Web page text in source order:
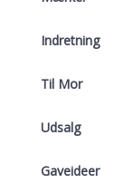
Indretning
Til Mor
Udsalg
Gaveideer